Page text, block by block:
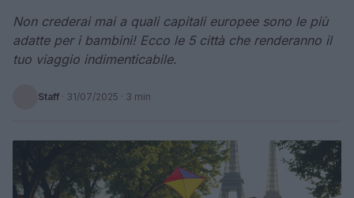
Non crederai mai a quali capitali europee sono le più
adatte per i bambini! Ecco le 5 città che renderanno il
tuo viaggio indimenticabile.
Staff · 31/07/2025 · 3 min